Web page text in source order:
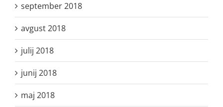
september 2018
avgust 2018
julij 2018
junij 2018
maj 2018